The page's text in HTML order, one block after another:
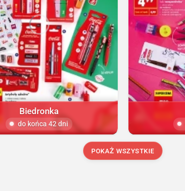
Biedronka
do końca 42 dni
POKAŻ WSZYSTKIE